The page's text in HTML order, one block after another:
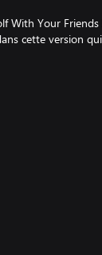
Your
cette version